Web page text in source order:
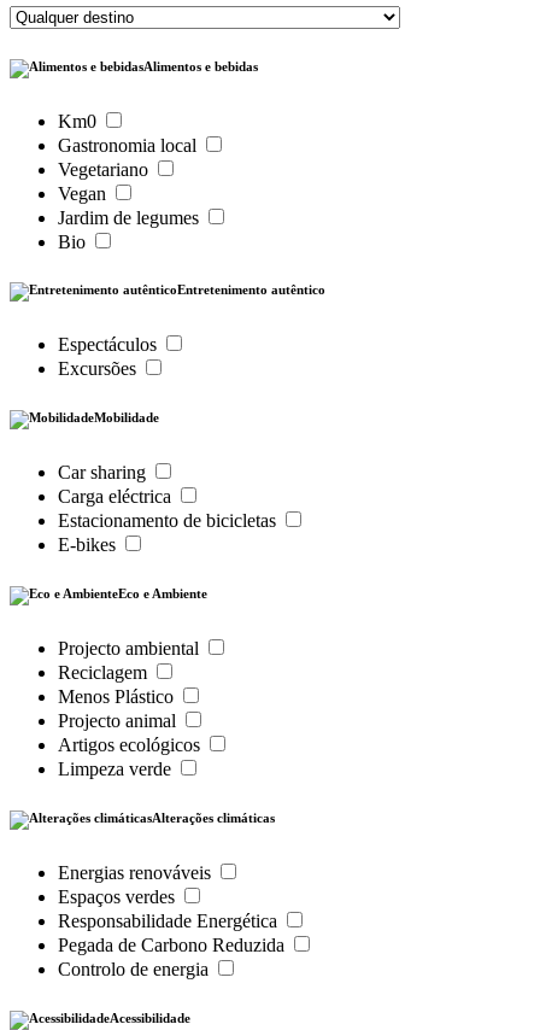
Alimentos e bebidas
Km0
Gastronomia local
Vegetariano
Vegan
Jardim de legumes
Bio
Entretenimento autêntico
Espectáculos
Excursões
Mobilidade
Car sharing
Carga eléctrica
Estacionamento de bicicletas
E-bikes
Eco e Ambiente
Projecto ambiental
Reciclagem
Menos Plástico
Projecto animal
Artigos ecológicos
Limpeza verde
Alterações climáticas
Energias renováveis
Espaços verdes
Responsabilidade Energética
Pegada de Carbono Reduzida
Controlo de energia
Acessibilidade